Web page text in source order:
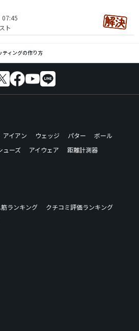
ト
ティングの作り方
アイアン ウェッジ パター
ボール
ューズ アイウェア
距離計測器
ランキング
クチコミ評価ランキング